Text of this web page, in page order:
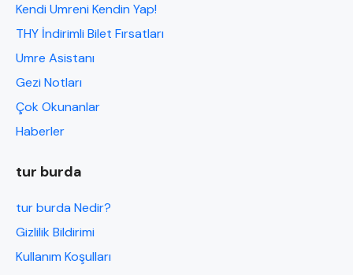
Kendi Umreni Kendin Yap!
THY İndirimli Bilet Fırsatları
Umre Asistanı
Gezi Notları
Çok Okunanlar
Haberler
tur burda
tur burda Nedir?
Gizlilik Bildirimi
Kullanım Koşulları